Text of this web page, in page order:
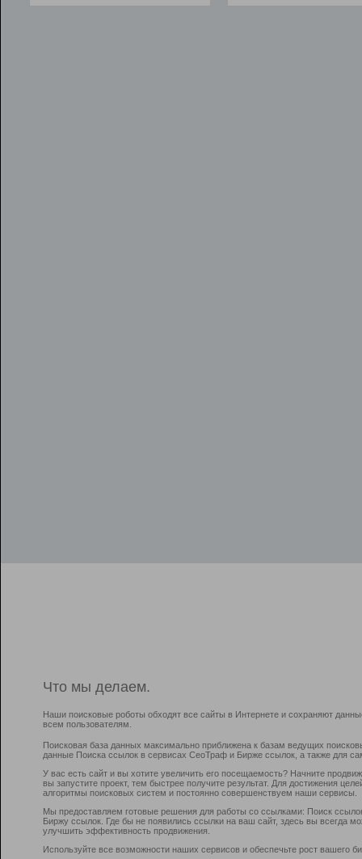
Что мы делаем.
Наши поисковые роботы обходят все сайты в Интернете и сохраняют
всем пользователям.
Поисковая база данных максимально приближена к базам ведущих
данные Поиска ссылок в сервисах СеоТраф и Бирже ссылок, а также для
У вас есть сайт и вы хотите увеличить его посещаемость? Начните
вы запустите проект, тем быстрее получите результат. Для достижения
алгоритмы поисковых систем и постоянно совершенствуем наши сервисы.
Мы предоставляем готовые решения для работы со ссылками: Поиск
Биржу ссылок. Где бы не появились ссылки на ваш сайт, здесь вы всегда
улучшить эффективность продвижения.
Используйте все возможности наших сервисов и обеспечьте рост вашего